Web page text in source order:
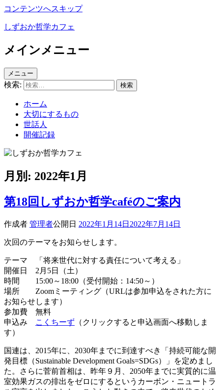
コンテンツへスキップ
しずおか哲学カフェ
メインメニュー
メニュー
検索:
ホーム
大切にするもの
世話人
開催記録
月別: 2022年1月
第18回しずおか哲学caféのご案内
作成者 管理者公開日 2022年1月14日 2022年7月14日
次回のテーマをお知らせします。
テーマ 「将来世代に対する責任について考える」
開催日 2月5日（土）
時間 15:00～18:00（受付開始：14:50～）
場所 Zoomミーティング（URLは参加申込をされた方に
お知らせします）
参加費 無料
申込み
こくちーず （クリックすると申込画面へ移動しま
す）
国連は、2015年に、2030年までに到達すべき「持続可能な開
発目標（Sustainable Development Goals=SDGs）」を定めまし
た。さらに菅前首相は、昨年９月、2050年までに実質的に温
室効果ガスの排出をゼロにするというカーボン・ニュートラ